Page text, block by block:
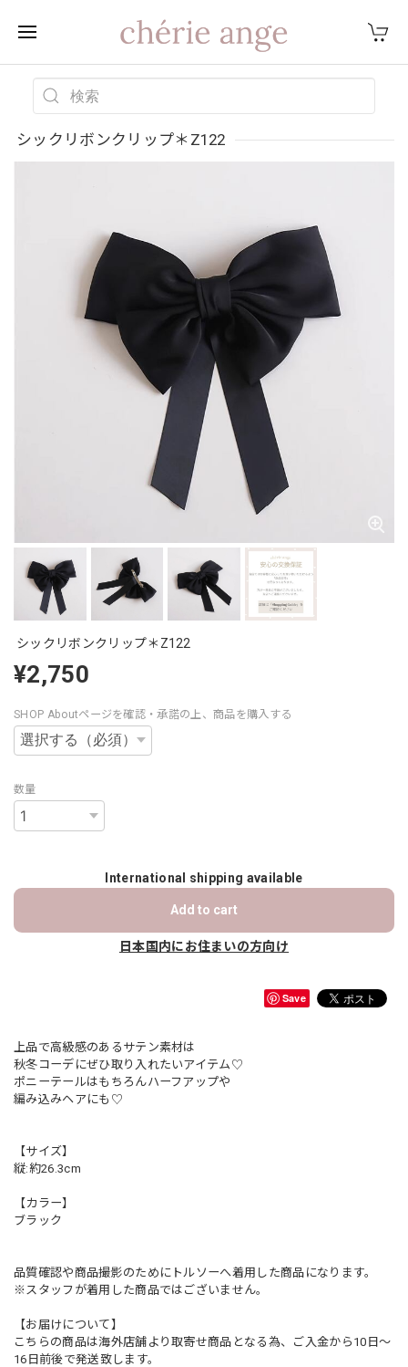
シックリボンクリップ＊Z122
シックリボンクリップ＊Z122
¥2,750
SHOP Aboutページを確認・承諾の上、商品を購入する
数量
International shipping available
Add to cart
日本国内にお住まいの方向け
Save
上品で高級感のあるサテン素材は
秋冬コーデにぜひ取り入れたいアイテム♡
ポニーテールはもちろんハーフアップや
編み込みヘアにも♡
【サイズ】
縦:約26.3cm
【カラー】
ブラック
品質確認や商品撮影のためにトルソーへ着用した商品になります。
※スタッフが着用した商品ではございません。
【お届けについて】
こちらの商品は海外店舗より取寄せ商品となる為、ご入金から10日〜
16日前後で発送致します。